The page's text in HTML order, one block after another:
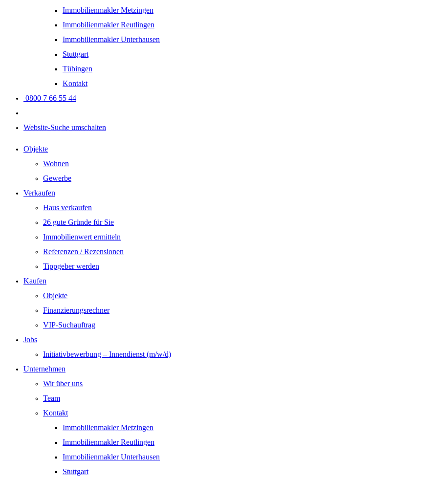
Immobilienmakler Metzingen
Immobilienmakler Reutlingen
Immobilienmakler Unterhausen
Stuttgart
Tübingen
Kontakt
0800 7 66 55 44
Website-Suche umschalten
Objekte
Wohnen
Gewerbe
Verkaufen
Haus verkaufen
26 gute Gründe für Sie
Immobilienwert ermitteln
Referenzen / Rezensionen
Tippgeber werden
Kaufen
Objekte
Finanzierungsrechner
VIP-Suchauftrag
Jobs
Initiativbewerbung – Innendienst (m/w/d)
Unternehmen
Wir über uns
Team
Kontakt
Immobilienmakler Metzingen
Immobilienmakler Reutlingen
Immobilienmakler Unterhausen
Stuttgart